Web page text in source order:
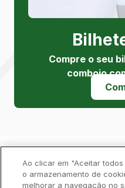
Compre o seu
comboio
Política de Privacidade
Ao clicar em "Aceitar
o armazenamento de
melhorar a navegação no